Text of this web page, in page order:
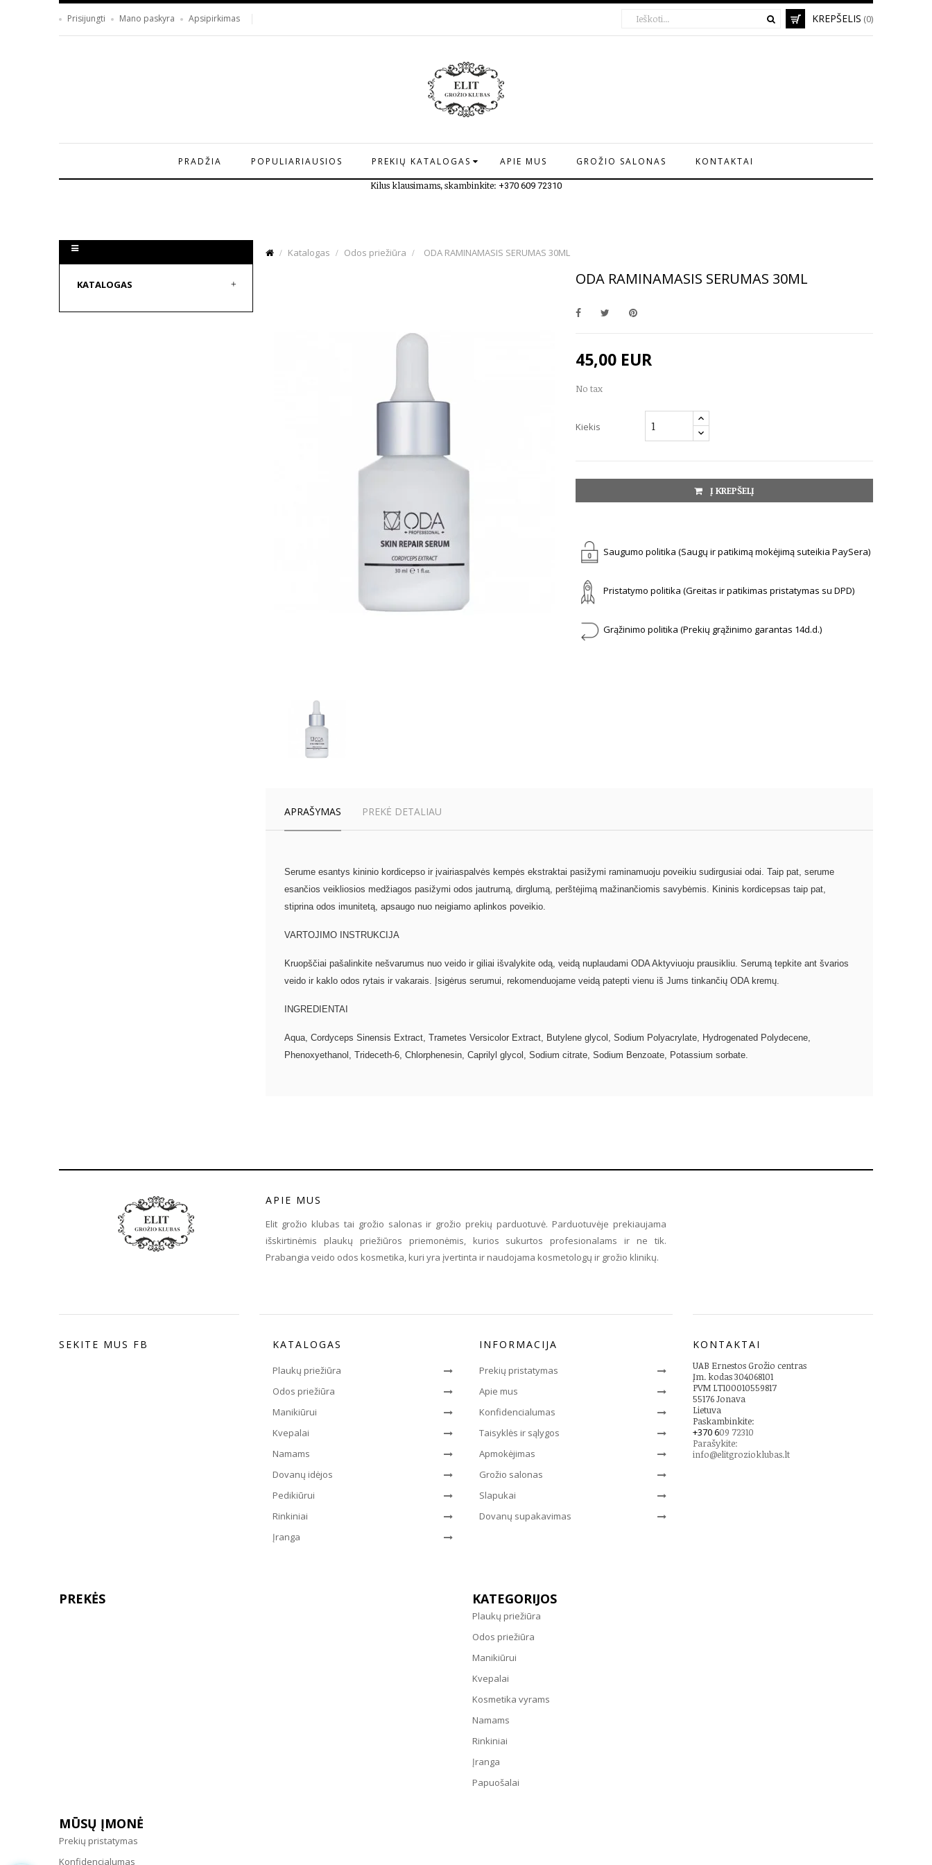
Prisijungti Mano paskyra Apsipirkimas KREPŠELIS (0)
PRADŽIA POPULIARIAUSIOS PREKIŲ KATALOGAS APIE MUS GROŽIO SALONAS KONTAKTAI
Kilus klausimams, skambinkite: +370 609 72310
KATALOGAS
Katalogas Odos priežiūra ODA RAMINAMASIS SERUMAS 30ML
ODA RAMINAMASIS SERUMAS 30ML
45,00 EUR
No tax
Kiekis
Į KREPŠELĮ
Saugumo politika (Saugų ir patikimą mokėjimą suteikia PaySera)
Pristatymo politika (Greitas ir patikimas pristatymas su DPD)
Grąžinimo politika (Prekių grąžinimo garantas 14d.d.)
APRAŠYMAS PREKĖ DETALIAU
Serume esantys kininio kordicepso ir įvairiaspalvės kempės ekstraktai pasižymi raminamuoju poveikiu sudirgusiai odai. Taip pat, serume
esančios veikliosios medžiagos pasižymi odos jautrumą, dirglumą, perštėjimą mažinančiomis savybėmis. Kininis kordicepsas taip pat,
stiprina odos imunitetą, apsaugo nuo neigiamo aplinkos poveikio.
VARTOJIMO INSTRUKCIJA
Kruopščiai pašalinkite nešvarumus nuo veido ir giliai išvalykite odą, veidą nuplaudami ODA Aktyviuoju prausikliu. Serumą tepkite ant švarios
veido ir kaklo odos rytais ir vakarais. Įsigėrus serumui, rekomenduojame veidą patepti vienu iš Jums tinkančių ODA kremų.
INGREDIENTAI
Aqua, Cordyceps Sinensis Extract, Trametes Versicolor Extract, Butylene glycol, Sodium Polyacrylate, Hydrogenated Polydecene,
Phenoxyethanol, Trideceth-6, Chlorphenesin, Caprilyl glycol, Sodium citrate, Sodium Benzoate, Potassium sorbate.
APIE MUS
Elit grožio klubas tai grožio salonas ir grožio prekių parduotuvė. Parduotuvėje prekiaujama
išskirtinėmis plaukų priežiūros priemonėmis, kurios sukurtos profesionalams ir ne tik.
Prabangia veido odos kosmetika, kuri yra įvertinta ir naudojama kosmetologų ir grožio klinikų.
SEKITE MUS FB KATALOGAS
Plaukų priežiūra
Odos priežiūra
Manikiūrui
Kvepalai
Namams
Dovanų idėjos
Pedikiūrui
Rinkiniai
Įranga
INFORMACIJA
Prekių pristatymas
Apie mus
Konfidencialumas
Taisyklės ir sąlygos
Apmokėjimas
Grožio salonas
Slapukai
Dovanų supakavimas
KONTAKTAI
UAB Ernestos Grožio centras
Įm. kodas 304068101
PVM LT100010559817
55176 Jonava
Lietuva
Paskambinkite:
+370 609 72310
Parašykite:
info@elitgrozioklubas.lt
PREKĖS KATEGORIJOS
Plaukų priežiūra
Odos priežiūra
Manikiūrui
Kvepalai
Kosmetika vyrams
Namams
Rinkiniai
Įranga
Papuošalai
MŪSŲ ĮMONĖ
Prekių pristatymas
Konfidencialumas